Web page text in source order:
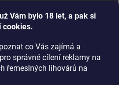
Vám bylo 18 let, a pak si
cookies.
co Vás zajímá a
správné cílení reklamy na
řemeslných lihovárů na
DRINKING-CAT